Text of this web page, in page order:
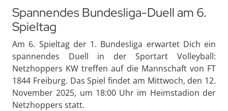
Spannendes Bundesliga-Duell am 6.
Spieltag
Am 6. Spieltag der 1. Bundesliga erwartet Dich ein
spannendes Duell in der Sportart Volleyball:
Netzhoppers KW treffen auf die Mannschaft von FT
1844 Freiburg. Das Spiel findet am Mittwoch, den 12.
November 2025, um 18:00 Uhr im Heimstadion der
Netzhoppers statt.